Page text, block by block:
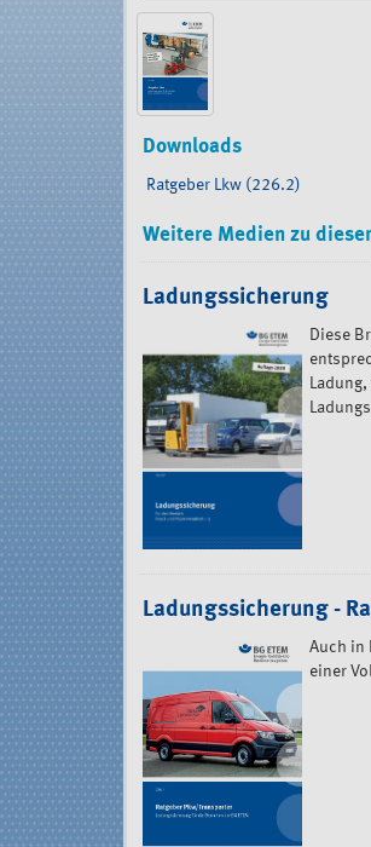
Downloads
Ratgeber Lkw (226.2)
Weitere Medien zu
Ladungssicherung
Diese
Ladungssicherung -
Auch in
einer